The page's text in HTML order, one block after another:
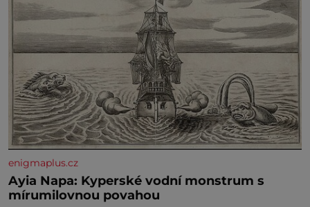
enigmaplus.cz
Ayia Napa: Kyperské vodní monstrum s
mírumilovnou povahou